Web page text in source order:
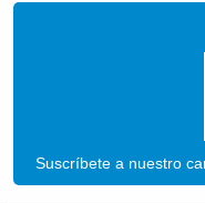
Suscríbete a nuestro